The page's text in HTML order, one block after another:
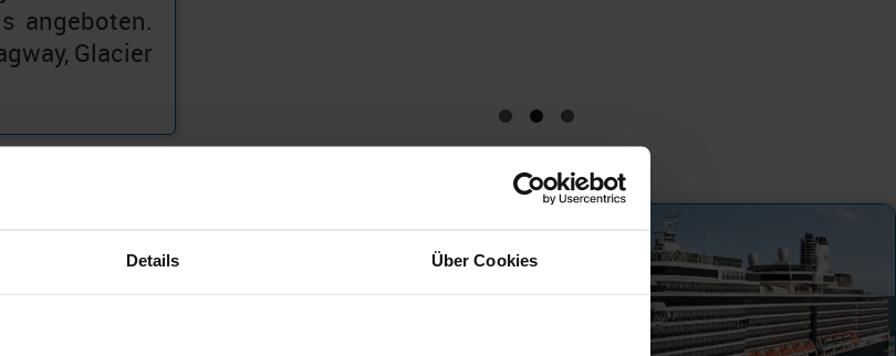
Details Über Cookies
angeboten.
Glacier